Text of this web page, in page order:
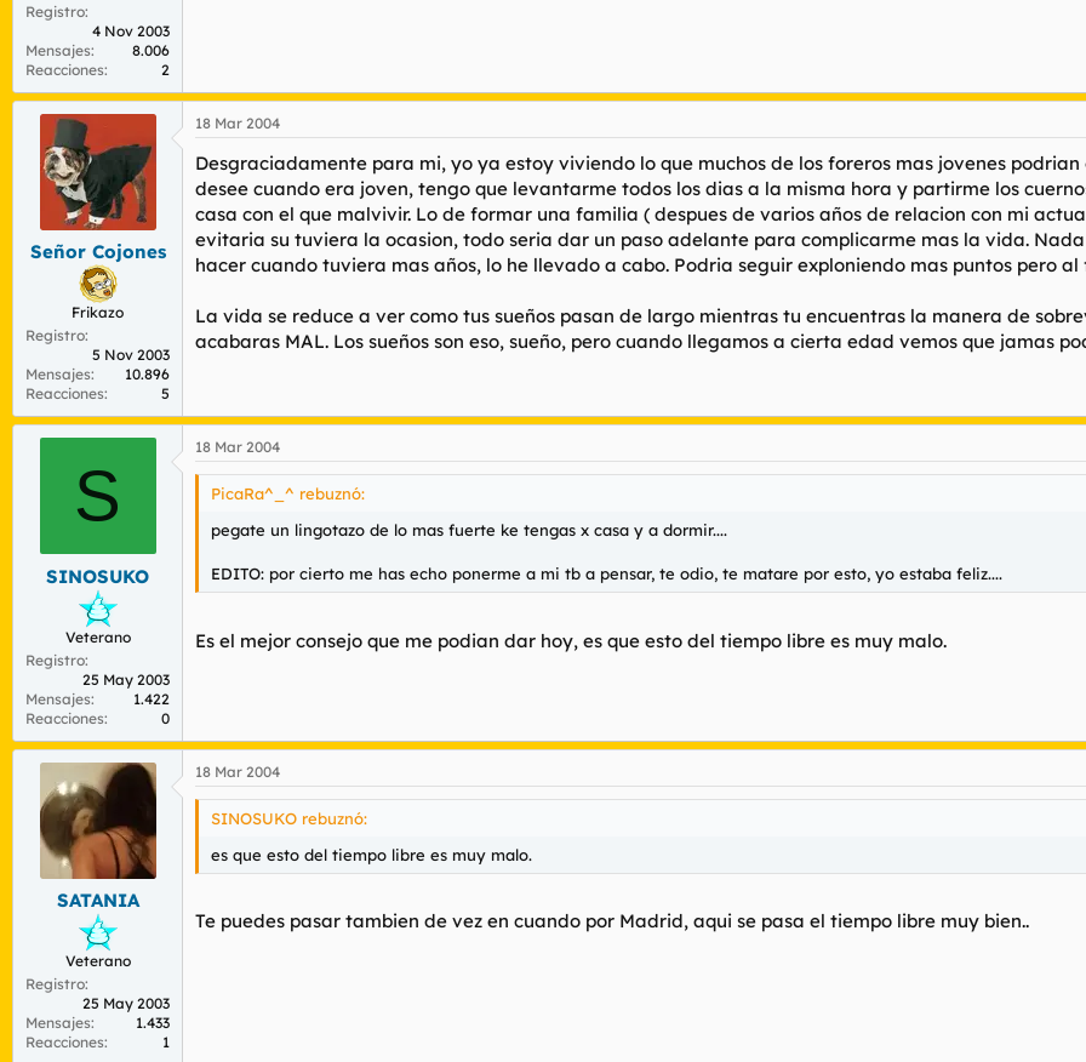
Registro
4 Nov 2003
Mensajes
8.006
Reacciones
2
Señor Cojones
Frikazo
Registro
5 Nov 2003
Mensajes
10.896
Reacciones
5
18 Mar 2004
Desgraciadamente para mi, yo ya estoy viviendo lo que muchos de los foreros mas jovenes
desee cuando era joven, tengo que levantarme todos los dias a la misma hora y partirme los
casa con el que malvivir. Lo de formar una familia ( despues de varios años de relacion con mi
evitaria su tuviera la ocasion, todo seria dar un paso adelante para complicarme mas la vida.
hacer cuando tuviera mas años, lo he llevado a cabo. Podria seguir exploniendo mas puntos pero
La vida se reduce a ver como tus sueños pasan de largo mientras tu encuentras la manera de
acabaras MAL. Los sueños son eso, sueño, pero cuando llegamos a cierta edad vemos que jamas
S
SINOSUKO
Veterano
Registro
25 May 2003
Mensajes
1.422
Reacciones
0
18 Mar 2004
PicaRa^_^ rebuznó:
pegate un lingotazo de lo mas fuerte ke tengas x casa y a dormir....
EDITO: por cierto me has echo ponerme a mi tb a pensar, te odio, te matare por esto, yo estaba feliz....
Es el mejor consejo que me podian dar hoy, es que esto del tiempo libre es muy malo.
SATANIA
Veterano
Registro
25 May 2003
Mensajes
1.433
Reacciones
1
18 Mar 2004
SINOSUKO rebuznó:
es que esto del tiempo libre es muy malo.
Te puedes pasar tambien de vez en cuando por Madrid, aqui se pasa el tiempo libre muy bien..